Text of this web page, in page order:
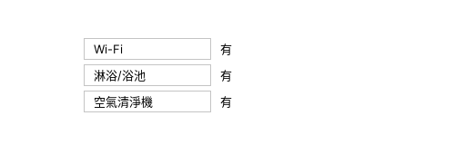
Wi-Fi
有
淋浴/浴池
有
空氣清淨機
有